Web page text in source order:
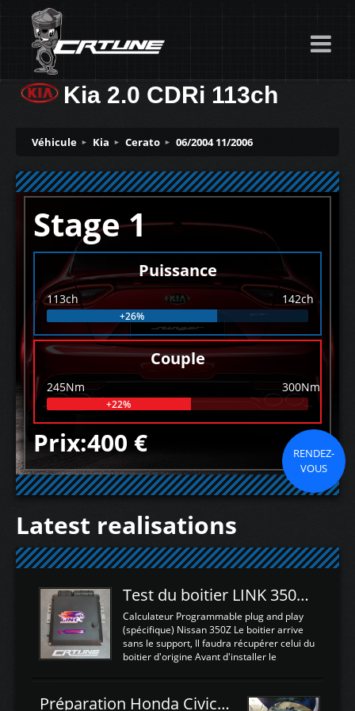
Kia 2.0 CDRi 113ch
Véhicule Kia Cerato 06/2004 11/2006
Stage 1
Puissance
113ch 142ch
+26%
Couple
245Nm 300Nm
+22%
Prix:400 €
RENDEZ-
VOUS
Latest realisations
Test du boitier LINK 350Z Plugin ECU
Calculateur Programmable plug and play
(spécifique) Nissan 350Z Le boitier arrive
sans le support, Il faudra récupérer celui du
boitier d'origine Avant d'installer le
d'envoyer l'information de la large bande
Préparation Honda Civic Type R FK2